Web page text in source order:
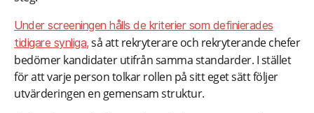
Under screeningen hålls de kriterier som definierades
tidigare synliga,så att rekryterare och rekryterande chefer
bedömer kandidater utifrån samma standarder. I stället
för att varje person tolkar rollen på sitt eget sätt följer
utvärderingen en gemensam struktur.